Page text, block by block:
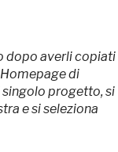
dopo averli copiati
di
singolo progetto, si
e si seleziona
e la valorizzazione
rep. n. 2092